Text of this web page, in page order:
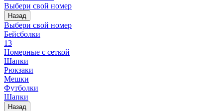
Выбери свой номер
Назад
Выбери свой номер
Бейсболки
13
Номерные с сеткой
Шапки
Рюкзаки
Мешки
Футболки
Шапки
Назад